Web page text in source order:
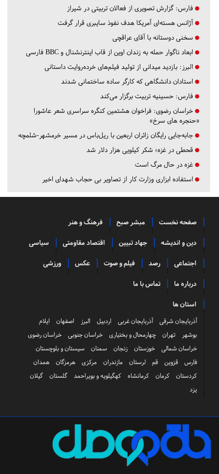
فارس: گزارش تصویری از فعالان تربیتی در شیراز
آژانس هسته‌ای آمریکا هدف نفوذ سایبری قرار گرفت
سخنی دوستانه با آقای عراقچی
ابعاد ناگوار حمله به زندان اوین از قاب اینترنشنال و BBC فارسی
البرز: بازدید میدانی از تولید فیلم‌های خرده‌روایت داستانی
استادان دانشگاهی که کارگر ساده ساختمانی شدند
فارس: حسینیه تربیت برگزار می‌کند
خراسان رضوی: فراخوان هشتمین کنگره سراسری شعر عاشورا
«حنجره های سرخ»
جابه‌جایی رایگان زائران اربعین با ریل‌باس در مسیر خرمشهر-شلمچه
قحطی در غزه؛ شکر کیلویی هزار دلار شد
غزه در حال مرگ است
استفاده ابزاری وزارت کار از تصاویر بی حجاب شهدای اخیر
صفحه نخست مبشر صبح فرهنگ و هنر
دین و اندیشه جهاد تبیین اقتصاد مقاومتی سیاسی
اجتماعی رصد فیلم و صوت عکس ورزشی
درباره ما تماس با ما
استان ها
آذربایجان شرقی آذربایجان غربی اردبیل البرز اصفهان
ایلام
بوشهر
تهران چهارمحال و بختیاری خراسان جنوبی
خراسان رضوی
خراسان شمالی
خوزستان زنجان سمنان
سیستان و بلوچستان
فارس
قزوین قم لرستان مازندران مرکزی هرمزگان
همدان
کردستان
کرمان کرمانشاه کهگیلویه و بویراحمد گلستان
گیلان
یزد